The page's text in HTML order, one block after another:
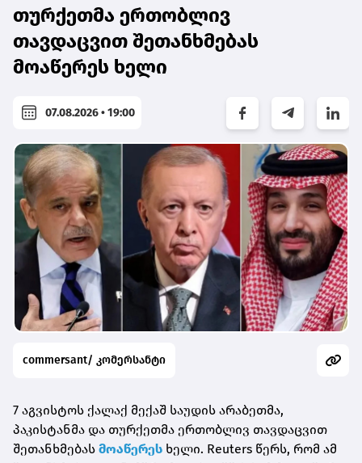
თურქეთმა ერთობლივ
თავდაცვით შეთანხმებას
მოაწერეს ხელი
07.08.2026 • 19:00
commersant/ კომერსანტი
7 აგვისტოს ქალაქ მექაშ საუდის არაბეთმა,
პაკისტანმა და თურქეთმა ერთობლივ თავდაცვით
შეთანხმებას მოაწერეს ხელი. Reuters წერს, რომ ამ